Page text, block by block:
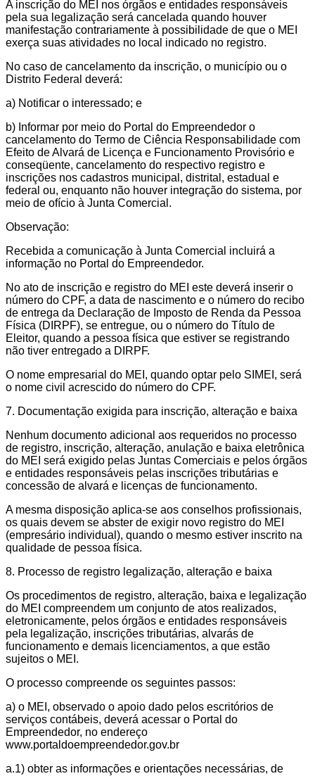
A inscrição do MEI nos órgãos e entidades responsáveis
pela sua legalização será cancelada quando houver
manifestação contrariamente à possibilidade de que o MEI
exerça suas atividades no local indicado no registro.
No caso de cancelamento da inscrição, o município ou o
Distrito Federal deverá:
a) Notificar o interessado; e
b) Informar por meio do Portal do Empreendedor o
cancelamento do Termo de Ciência Responsabilidade com
Efeito de Alvará de Licença e Funcionamento Provisório e
conseqüente, cancelamento do respectivo registro e
inscrições nos cadastros municipal, distrital, estadual e
federal ou, enquanto não houver integração do sistema, por
meio de ofício à Junta Comercial.
Observação:
Recebida a comunicação à Junta Comercial incluirá a
informação no Portal do Empreendedor.
No ato de inscrição e registro do MEI este deverá inserir o
número do CPF, a data de nascimento e o número do recibo
de entrega da Declaração de Imposto de Renda da Pessoa
Física (DIRPF), se entregue, ou o número do Título de
Eleitor, quando a pessoa física que estiver se registrando
não tiver entregado a DIRPF.
O nome empresarial do MEI, quando optar pelo SIMEI, será
o nome civil acrescido do número do CPF.
7. Documentação exigida para inscrição, alteração e baixa
Nenhum documento adicional aos requeridos no processo
de registro, inscrição, alteração, anulação e baixa eletrônica
do MEI será exigido pelas Juntas Comerciais e pelos órgãos
e entidades responsáveis pelas inscrições tributárias e
concessão de alvará e licenças de funcionamento.
A mesma disposição aplica-se aos conselhos profissionais,
os quais devem se abster de exigir novo registro do MEI
(empresário individual), quando o mesmo estiver inscrito na
qualidade de pessoa física.
8. Processo de registro legalização, alteração e baixa
Os procedimentos de registro, alteração, baixa e legalização
do MEI compreendem um conjunto de atos realizados,
eletronicamente, pelos órgãos e entidades responsáveis
pela legalização, inscrições tributárias, alvarás de
funcionamento e demais licenciamentos, a que estão
sujeitos o MEI.
O processo compreende os seguintes passos:
a) o MEI, observado o apoio dado pelos escritórios de
serviços contábeis, deverá acessar o Portal do
Empreendedor, no endereço
www.portaldoempreendedor.gov.br
a.1) obter as informações e orientações necessárias, de